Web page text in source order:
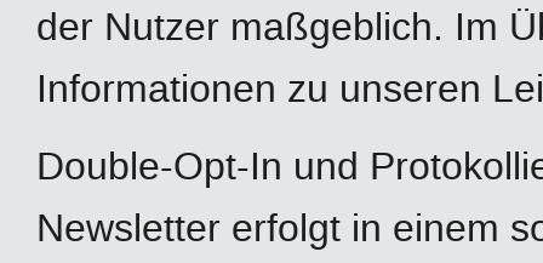
der Nutzer maßgeblich. Im
Informationen zu unseren
Double-Opt-In und
Newsletter erfolgt in einem